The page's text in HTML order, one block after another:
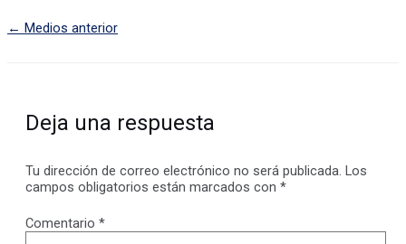
← Medios anterior
Deja una respuesta
Tu dirección de correo electrónico no será publicada. Los
campos obligatorios están marcados con *
Comentario *